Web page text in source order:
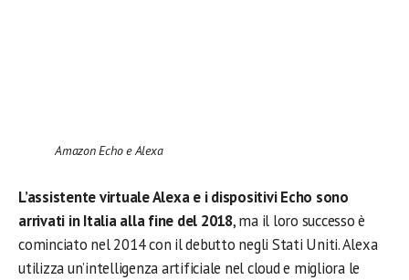
Amazon Echo e Alexa
L’assistente virtuale Alexa e i dispositivi Echo sono
arrivati in Italia alla fine del 2018, ma il loro successo è
cominciato nel 2014 con il debutto negli Stati Uniti. Alexa
utilizza un’intelligenza artificiale nel cloud e migliora le